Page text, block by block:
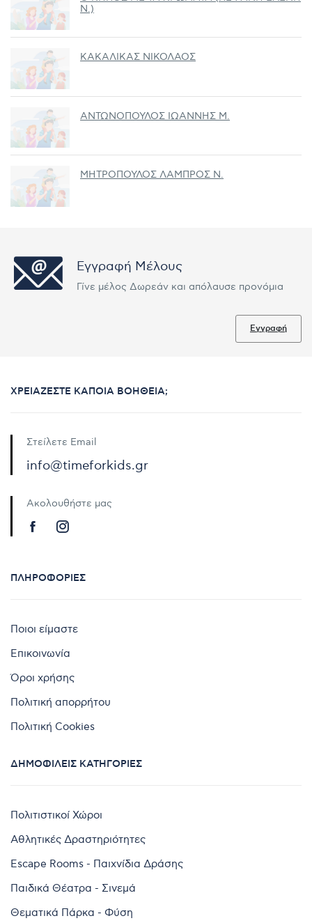
Ν.)
ΚΑΚΑΛΙΚΑΣ ΝΙΚΟΛΑΟΣ
ΑΝΤΩΝΟΠΟΥΛΟΣ ΙΩΑΝΝΗΣ Μ.
ΜΗΤΡΟΠΟΥΛΟΣ ΛΑΜΠΡΟΣ Ν.
Εγγραφή Μέλους
Γίνε μέλος Δωρεάν και απόλαυσε προνόμια
Εγγραφή
ΧΡΕΙΆΖΕΣΤΕ ΚΆΠΟΙΑ ΒΟΉΘΕΙΑ;
Στείλετε Email
info@timeforkids.gr
Ακολουθήστε μας
ΠΛΗΡΟΦΟΡΊΕΣ
Ποιοι είμαστε
Επικοινωνία
Όροι χρήσης
Πολιτική απορρήτου
Πολιτική Cookies
ΔΗΜΟΦΙΛΕΊΣ ΚΑΤΗΓΟΡΊΕΣ
Πολιτιστικοί Χώροι
Αθλητικές Δραστηριότητες
Escape Rooms - Παιχνίδια Δράσης
Παιδικά Θέατρα - Σινεμά
Θεματικά Πάρκα - Φύση